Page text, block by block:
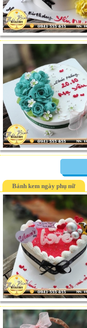
Bánh kem ngày phụ nữ